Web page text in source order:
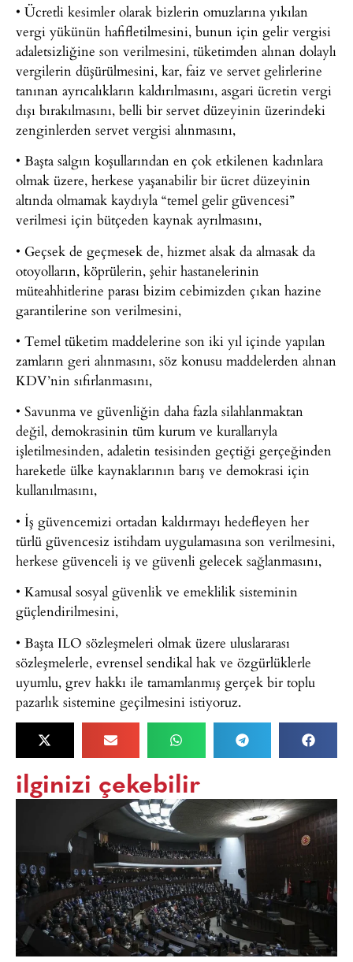
• Ücretli kesimler olarak bizlerin omuzlarına yıkılan
vergi yükünün hafifletilmesini, bunun için gelir vergisi
adaletsizliğine son verilmesini, tüketimden alınan dolaylı
vergilerin düşürülmesini, kar, faiz ve servet gelirlerine
tanınan ayrıcalıkların kaldırılmasını, asgari ücretin vergi
dışı bırakılmasını, belli bir servet düzeyinin üzerindeki
zenginlerden servet vergisi alınmasını,
• Başta salgın koşullarından en çok etkilenen kadınlara
olmak üzere, herkese yaşanabilir bir ücret düzeyinin
altında olmamak kaydıyla “temel gelir güvencesi”
verilmesi için bütçeden kaynak ayrılmasını,
• Geçsek de geçmesek de, hizmet alsak da almasak da
otoyolların, köprülerin, şehir hastanelerinin
müteahhitlerine parası bizim cebimizden çıkan hazine
garantilerine son verilmesini,
• Temel tüketim maddelerine son iki yıl içinde yapılan
zamların geri alınmasını, söz konusu maddelerden alınan
KDV’nin sıfırlanmasını,
• Savunma ve güvenliğin daha fazla silahlanmaktan
değil, demokrasinin tüm kurum ve kurallarıyla
işletilmesinden, adaletin tesisinden geçtiği gerçeğinden
hareketle ülke kaynaklarının barış ve demokrasi için
kullanılmasını,
• İş güvencemizi ortadan kaldırmayı hedefleyen her
türlü güvencesiz istihdam uygulamasına son verilmesini,
herkese güvenceli iş ve güvenli gelecek sağlanmasını,
• Kamusal sosyal güvenlik ve emeklilik sisteminin
güçlendirilmesini,
• Başta ILO sözleşmeleri olmak üzere uluslararası
sözleşmelerle, evrensel sendikal hak ve özgürlüklerle
uyumlu, grev hakkı ile tamamlanmış gerçek bir toplu
pazarlık sistemine geçilmesini istiyoruz.
ilginizi çekebilir